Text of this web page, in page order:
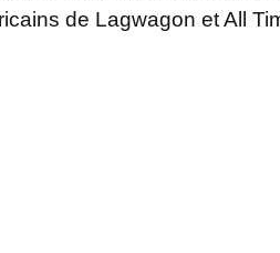
de Lagwagon et All